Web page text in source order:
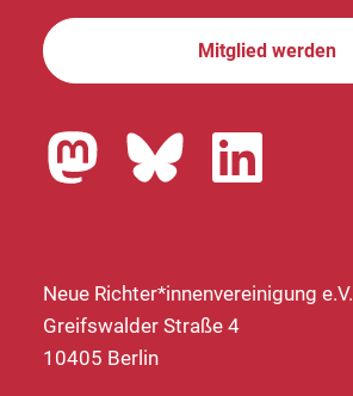
Mitglied werden
Neue Richter*innenvereinigung e.V.
Greifswalder Straße 4
10405 Berlin